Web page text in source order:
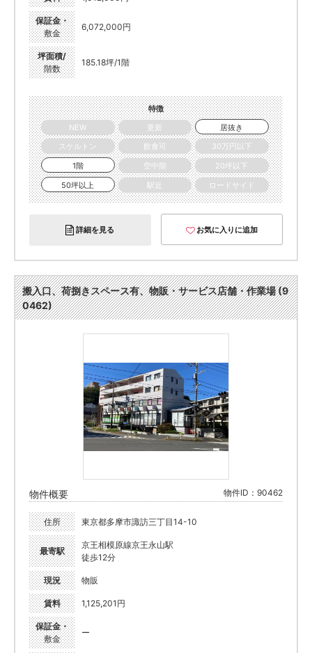
保証金・
敷金
6,072,000円
坪面積/
階数
185.18坪/1階
特徴
NEW
更新
居抜き
スケルトン
飲食可
30万円以下
1階
空中階
20坪以下
50坪以上
駅近 ロードサイド
詳細を見る お気に入りに追加
搬入口、荷捌きスペース有、物販・サービス店舗・作業場 (9
0462)
物件概要 物件ID：90462
住所 東京都多摩市諏訪三丁目14-10
最寄駅
京王相模原線京王永山駅
徒歩12分
現況 物販
賃料 1,125,201円
保証金・
敷金
ー